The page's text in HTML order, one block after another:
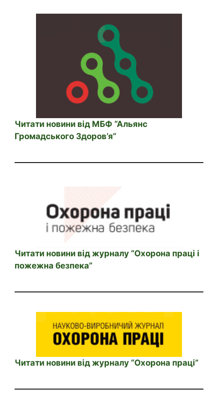
Читати новини від МБФ “Альянс
Громадського Здоров’я”
Читати новини від журналу “Охорона праці і
пожежна безпека”
Читати новини від журналу “Охорона праці”